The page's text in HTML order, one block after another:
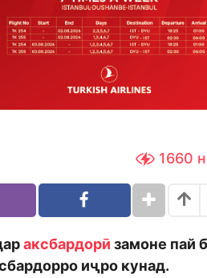
1660
аксбардорӣ замоне пай
иҷро кунад.